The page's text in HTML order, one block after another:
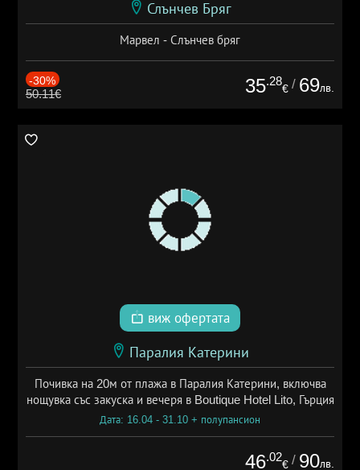
Слънчев Бряг
Марвел - Слънчев бряг
-30%
50.11€ 35.28
€ / 69лв.
виж офертата
Паралия Катерини
Почивка на 20м от плажа в Паралия Катерини, включва
нощувка със закуска и вечеря в Boutique Hotel Lito, Гърция
Дата: 16.04 - 31.10 + полупансион
46.02
€ / 90лв.